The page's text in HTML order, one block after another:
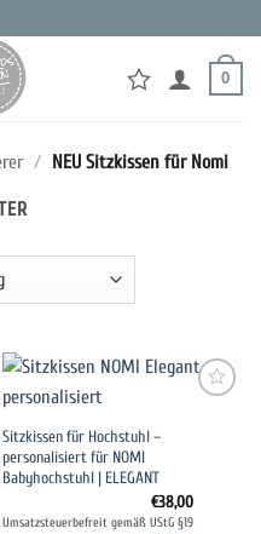
0
/ NEU Sitzkissen für Nomi
Wunschliste
Sitzkissen für Hochstuhl –
personalisiert für NOMI
Babyhochstuhl | ELEGANT
€38,00
Umsatzsteuerbefreit gemäß UStG §19